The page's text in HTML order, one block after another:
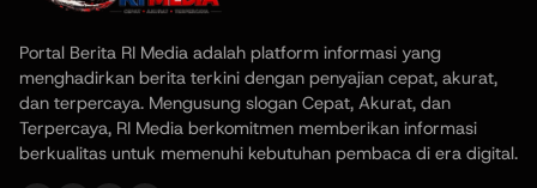
Portal Berita RI Media adalah platform informasi yang
menghadirkan berita terkini dengan penyajian cepat, akurat,
dan terpercaya. Mengusung slogan Cepat, Akurat, dan
Terpercaya, RI Media berkomitmen memberikan informasi
berkualitas untuk memenuhi kebutuhan pembaca di era digital.